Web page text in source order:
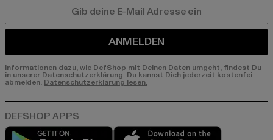
ANMELDEN
Informationen dazu, wie DefShop mit Deinen Daten umgeht, findest Du
in unserer Datenschutzerklärung. Du kannst Dich jederzeit kostenfei
abmelden. Datenschutzerklärung lesen.
Play market